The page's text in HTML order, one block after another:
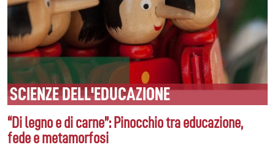
SCIENZE DELL'EDUCAZIONE
“Di legno e di carne”: Pinocchio tra educazione,
fede e metamorfosi